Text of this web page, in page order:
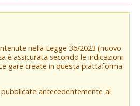
nella Legge 36/2023 (nuovo
è assicurata secondo le indicazioni
gare create in questa piattaforma
antecedentemente al